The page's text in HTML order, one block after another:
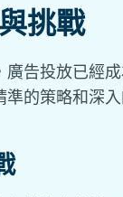
挑戰
告投放已經
的策略和深